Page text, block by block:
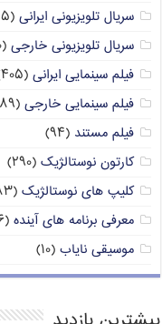
سریال تلویزیونی ایرانی (۲۱۵)
سریال تلویزیونی خارجی (۸۰)
فیلم سینمایی ایرانی (۴۰۵)
فیلم سینمایی خارجی (۳۸۹)
فیلم مستند (۹۴)
کارتون نوستالژیک (۲۹۰)
کلیپ های نوستالژیک (۸۳)
معرفی برنامه های آینده (۶)
موسیقی نایاب (۱۰)